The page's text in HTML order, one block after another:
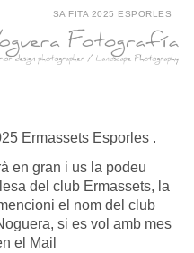
SA FITA 2025 ESPORLES
Ermassets Esporles .
en gran i us la podeu
del club Ermassets, la
el nom del club
si es vol amb mes
el Mail